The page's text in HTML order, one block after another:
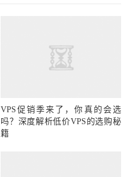
VPS促销季来了，你真的会选
吗？深度解析低价VPS的选购秘
籍